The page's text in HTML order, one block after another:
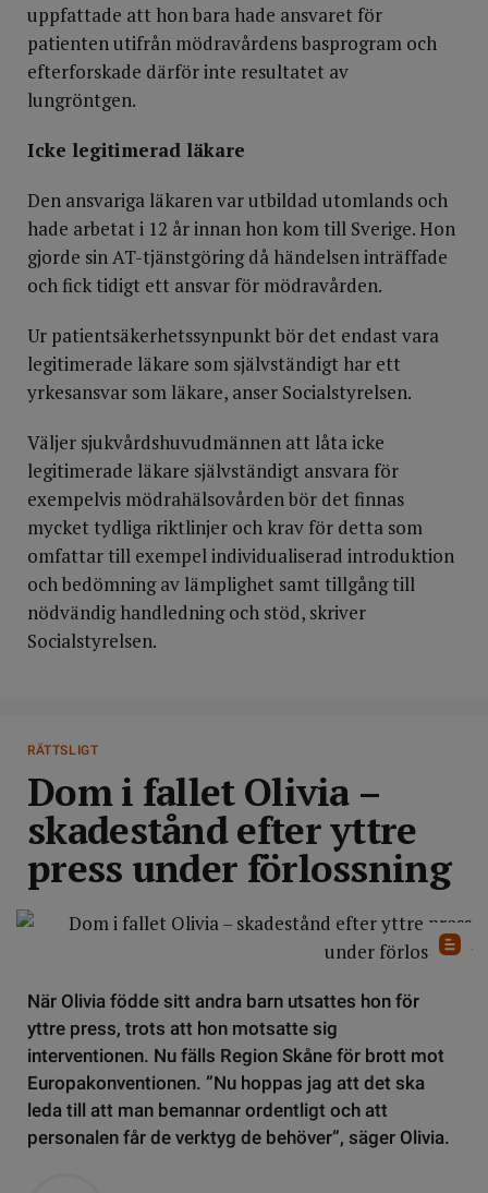
uppfattade att hon bara hade ansvaret för
patienten utifrån mödravårdens basprogram och
efterforskade därför inte resultatet av
lungröntgen.
Icke legitimerad läkare
Den ansvariga läkaren var utbildad utomlands och
hade arbetat i 12 år innan hon kom till Sverige. Hon
gjorde sin AT-tjänstgöring då händelsen inträffade
och fick tidigt ett ansvar för mödravården.
Ur patientsäkerhetssynpunkt bör det endast vara
legitimerade läkare som självständigt har ett
yrkesansvar som läkare, anser Socialstyrelsen.
Väljer sjukvårdshuvudmännen att låta icke
legitimerade läkare självständigt ansvara för
exempelvis mödrahälsovården bör det finnas
mycket tydliga riktlinjer och krav för detta som
omfattar till exempel individualiserad introduktion
och bedömning av lämplighet samt tillgång till
nödvändig handledning och stöd, skriver
Socialstyrelsen.
RÄTTSLIGT
Dom i fallet Olivia –
skadestånd efter yttre
press under förlossning
När Olivia födde sitt andra barn utsattes hon för
yttre press, trots att hon motsatte sig
interventionen. Nu fälls Region Skåne för brott mot
Europakonventionen. ”Nu hoppas jag att det ska
leda till att man bemannar ordentligt och att
personalen får de verktyg de behöver”, säger Olivia.